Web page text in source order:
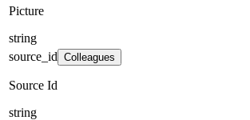
Picture
string
source_id Colleagues
Source Id
string